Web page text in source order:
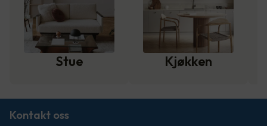
Stue Kjøkken
Kontakt oss